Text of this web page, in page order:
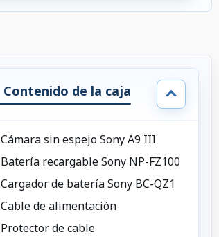
Contenido de la caja
Cámara sin espejo Sony A9 III
Batería recargable Sony NP-FZ100
Cargador de batería Sony BC-QZ1
Cable de alimentación
Protector de cable